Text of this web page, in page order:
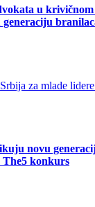
u
novu
The5 konkurs